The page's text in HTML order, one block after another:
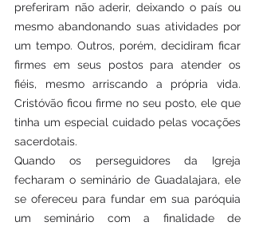
preferiram não aderir, deixando o país ou
mesmo abandonando suas atividades por
um tempo. Outros, porém, decidiram ficar
firmes em seus postos para atender os
fiéis, mesmo arriscando a própria vida.
Cristóvão ficou firme no seu posto, ele que
tinha um especial cuidado pelas vocações
sacerdotais.
Quando os perseguidores da Igreja
fecharam o seminário de Guadalajara, ele
se ofereceu para fundar em sua paróquia
um seminário com a finalidade de